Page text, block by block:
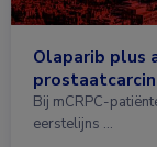
Olaparib plus
Bij mCRPC-
eerstelijns …